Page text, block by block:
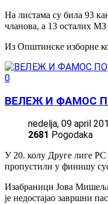
На листама су била 93
чланова, а 13 осталих МЗ
Из Општинске изборне
0
ВЕЛЕЖ И ФАМОС
nedelja, 09 april
2681 Pogodaka
У 20. колу Друге лиге РС
пропустили у финишу
Изабраници Јова
је недостајао завршни